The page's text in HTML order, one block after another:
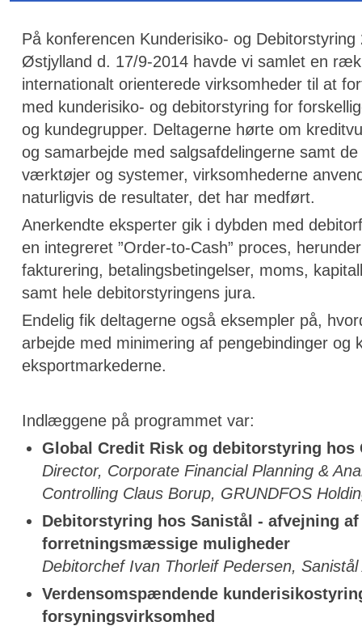
På konferencen Kunderisiko- og
Østjylland d. 17/9-2014 havde vi samlet en
internationalt orienterede virksomheder til at
med kunderisiko- og debitorstyring for
og kundegrupper. Deltagerne hørte om
og samarbejde med salgsafdelingerne samt
værktøjer og systemer, virksomhederne
naturligvis de resultater, det har medført.
Anerkendte eksperter gik i dybden med
en integreret ”Order-to-Cash” proces,
fakturering, betalingsbetingelser, moms,
samt hele debitorstyringens jura.
Endelig fik deltagerne også eksempler på,
arbejde med minimering af pengebindinger og
eksportmarkederne.
Indlæggene på programmet var:
Global Credit Risk og debitorstyring hos
Director, Corporate Financial Planning &
Controlling Claus Borup, GRUNDFOS
Debitorstyring hos Sanistål - afvejning
forretningsmæssige muligheder
Debitorchef Ivan Thorleif Pedersen, Sanistål
Verdensomspændende
forsyningsvirksomhed